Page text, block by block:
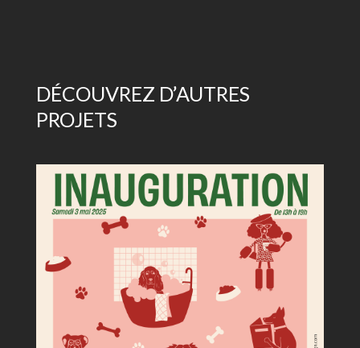
DÉCOUVREZ D’AUTRES
PROJETS